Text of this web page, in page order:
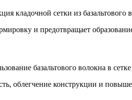
кладочной сетки из базальтового
и предотвращает
базальтового волокна в
облегчение конструкции и